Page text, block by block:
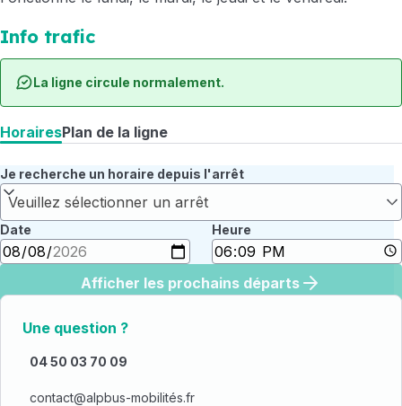
Info trafic
La ligne circule normalement.
HorairesPlan de la ligne
Je recherche un horaire depuis l'arrêt
Veuillez sélectionner un arrêt
Date Heure
Afficher les prochains départs
Une question ?
04 50 03 70 09
contact@alpbus-mobilités.fr